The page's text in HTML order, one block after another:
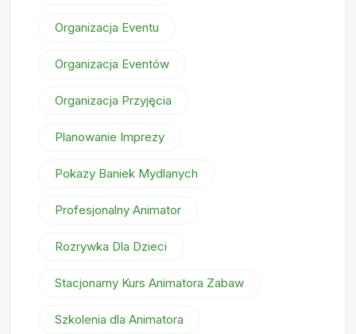
Organizacja Eventu
Organizacja Eventów
Organizacja Przyjęcia
Planowanie Imprezy
Pokazy Baniek Mydlanych
Profesjonalny Animator
Rozrywka Dla Dzieci
Stacjonarny Kurs Animatora Zabaw
Szkolenia dla Animatora